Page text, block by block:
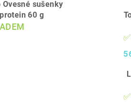
Ovesné sušenky
protein 60 g